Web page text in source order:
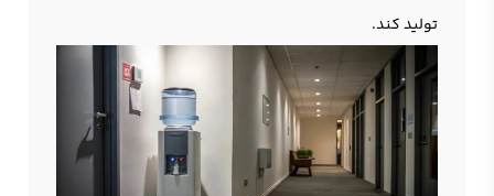
تولید کند.